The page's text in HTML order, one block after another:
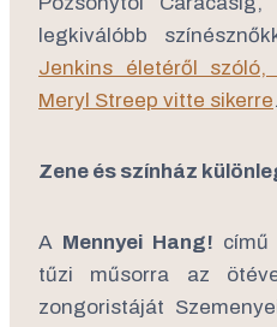
legkiválóbb
Jenkins életéről szóló,
Meryl Streep vitte sikerre.
Zene és színház
A Mennyei Hang! című
tűzi műsorra az
zongoristáját